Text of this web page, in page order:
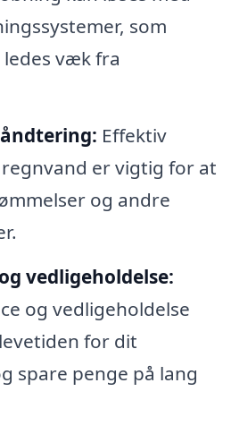
som
ledes væk fra
Effektiv
er vigtig for at
og andre
vedligeholdelse:
og vedligeholdelse
for dit
spare penge på lang